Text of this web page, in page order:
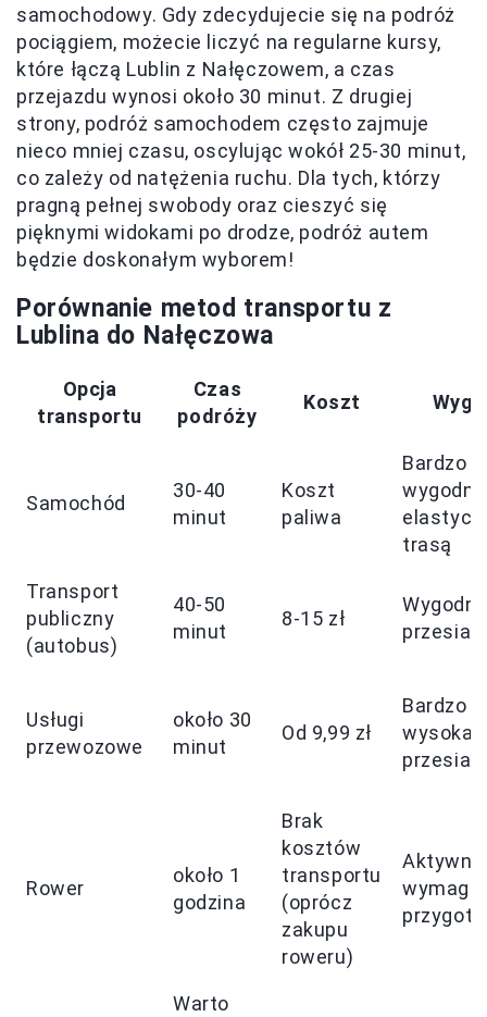
samochodowy. Gdy zdecydujecie się na podróż
pociągiem, możecie liczyć na regularne kursy,
które łączą Lublin z Nałęczowem, a czas
przejazdu wynosi około 30 minut. Z drugiej
strony, podróż samochodem często zajmuje
nieco mniej czasu, oscylując wokół 25-30 minut,
co zależy od natężenia ruchu. Dla tych, którzy
pragną pełnej swobody oraz cieszyć się
pięknymi widokami po drodze, podróż autem
będzie doskonałym wyborem!
Porównanie metod transportu z
Lublina do Nałęczowa
Opcja
transportu
Czas
podróży
Koszt
Samochód
30-40
minut
Koszt
paliwa
Bardzo
trasą
Transport
publiczny
(autobus)
40-50
minut
8-15 zł
Usługi
przewozowe
około 30
minut
Od 9,99 zł
Bardzo
wysoka,
Rower
około 1
godzina
Brak
kosztów
transportu
(oprócz
zakupu
roweru)
Aktywny,
wymaga
Warto